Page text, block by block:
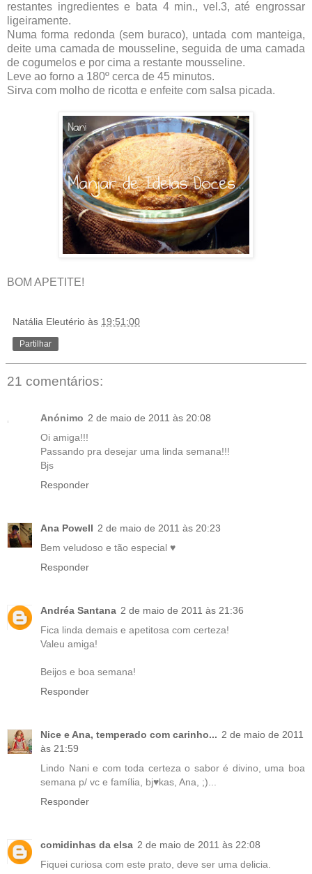
restantes ingredientes e bata 4 min., vel.3, até engrossar
ligeiramente.
Numa forma redonda (sem buraco), untada com manteiga,
deite uma camada de mousseline, seguida de uma camada
de cogumelos e por cima a restante mousseline.
Leve ao forno a 180º cerca de 45 minutos.
Sirva com molho de ricotta e enfeite com salsa picada.
BOM APETITE!
Natália Eleutério às 19:51:00
Partilhar
21 comentários:
Anónimo 2 de maio de 2011 às 20:08
Oi amiga!!!
Passando pra desejar uma linda semana!!!
Bjs
Responder
Ana Powell 2 de maio de 2011 às 20:23
Bem veludoso e tão especial ♥
Responder
Andréa Santana 2 de maio de 2011 às 21:36
Fica linda demais e apetitosa com certeza!
Valeu amiga!
Beijos e boa semana!
Responder
Nice e Ana, temperado com carinho... 2 de maio de 2011
às 21:59
Lindo Nani e com toda certeza o sabor é divino, uma boa
semana p/ vc e família, bj♥kas, Ana, ;)...
Responder
comidinhas da elsa 2 de maio de 2011 às 22:08
Fiquei curiosa com este prato, deve ser uma delicia.